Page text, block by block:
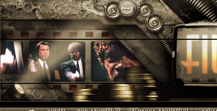
Hyppää pääsisältöön